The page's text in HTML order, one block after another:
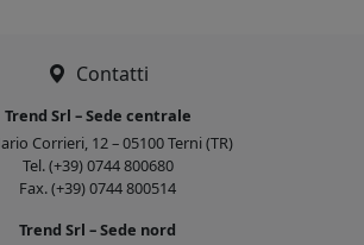
Contatti
Trend Srl – Sede centrale
Corrieri, 12 – 05100 Terni (TR)
Tel. (+39) 0744 800680
Fax. (+39) 0744 800514
Trend Srl – Sede nord